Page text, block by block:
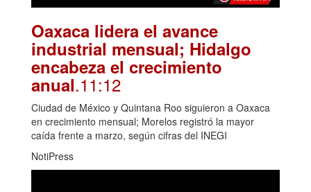
Oaxaca lidera el avance
industrial mensual; Hidalgo
encabeza el crecimiento
anual.11:12
Ciudad de México y Quintana Roo siguieron a Oaxaca
en crecimiento mensual; Morelos registró la mayor
caída frente a marzo, según cifras del INEGI
NotiPress